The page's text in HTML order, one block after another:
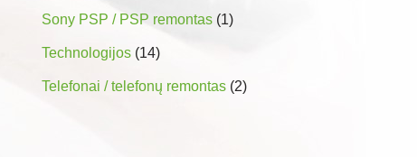
Sony PSP / PSP remontas (1)
Technologijos (14)
Telefonai / telefonų remontas (2)